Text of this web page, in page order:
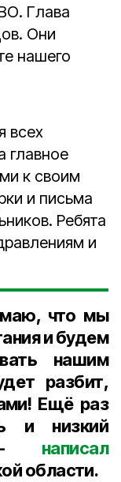
Глава
Они
нашего
всех
главное
к своим
и письма
Ребята
и
что мы
и будем
нашим
разбит,
Ещё раз
и низкий
— написал
области.